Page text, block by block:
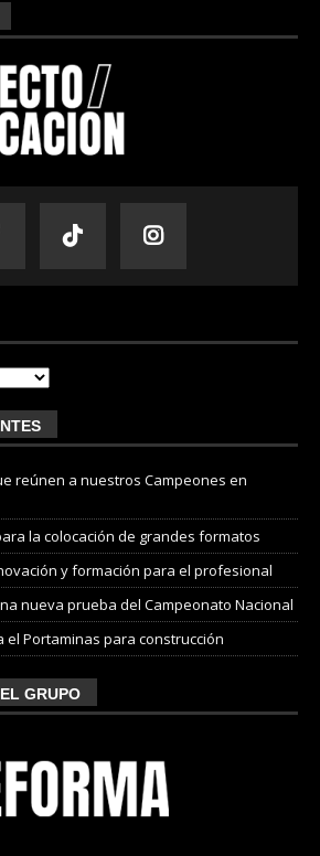
reúnen a nuestros Campeones en
la colocación de grandes formatos
y formación para el profesional
nueva prueba del Campeonato Nacional
el Portaminas para construcción
GRUPO